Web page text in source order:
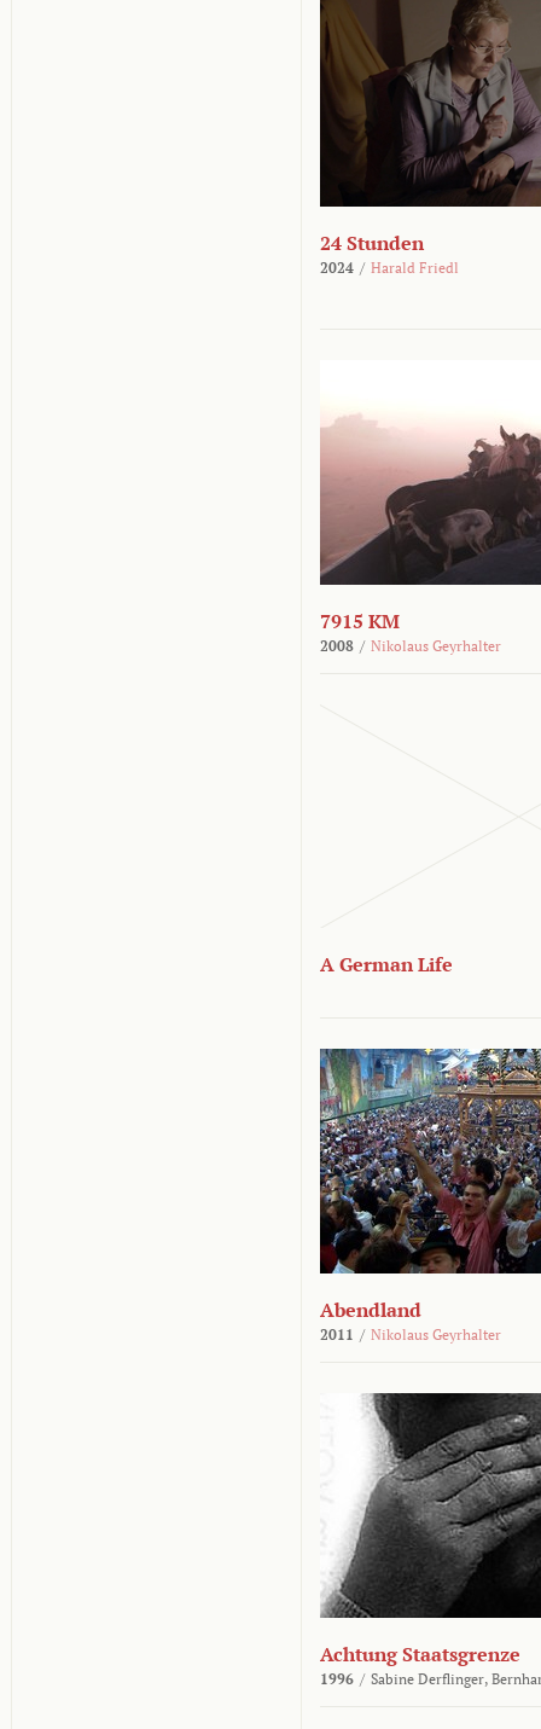
24 Stunden
2024 / Harald Friedl
7915 KM
2008 / Nikolaus Geyrhalter
A German Life
Abendland
2011 / Nikolaus Geyrhalter
Achtung Staatsgrenze
1996 / Sabine Derflinger,